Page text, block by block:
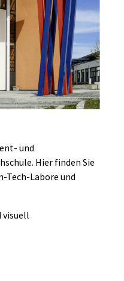
und
Hier finden Sie
Tech-Labore und
visuell